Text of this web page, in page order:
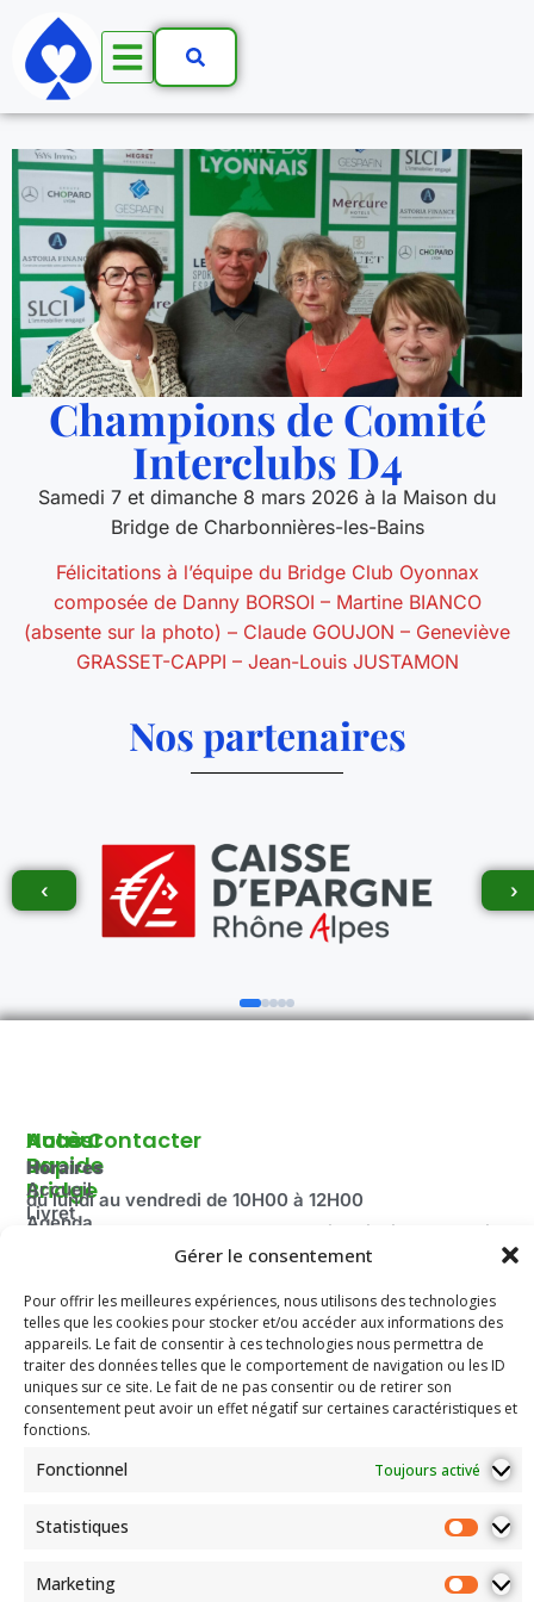
Gérer le consentement
Pour offrir les meilleures expériences, nous utilisons des technologies
telles que les cookies pour stocker et/ou accéder aux informations des
appareils. Le fait de consentir à ces technologies nous permettra de
traiter des données telles que le comportement de navigation ou les ID
uniques sur ce site. Le fait de ne pas consentir ou de retirer son
consentement peut avoir un effet négatif sur certaines caractéristiques et
fonctions.
Fonctionnel Toujours activé
Statistiques
Marketing
Champions de Comité
Interclubs D4
Samedi 7 et dimanche 8 mars 2026 à la Maison du
Bridge de Charbonnières-les-Bains
Félicitations à l’équipe du Bridge Club Oyonnax
composée de Danny BORSOI – Martine BIANCO
(absente sur la photo) – Claude GOUJON – Geneviève
GRASSET-CAPPI – Jean-Louis JUSTAMON
Nos partenaires
‹ ›
Autour
Du
Bridge
Livret
d'accueil
La
Fédération
Française
de Bridge
Accès
Rapide
Accueil
Agenda
Compétitions
du Comité
Jeunesse
Mentions
Légales
documents
l’association
Générales
Nous Contacter
Horaires
du lundi au vendredi de 10H00 à 12H00
Fermé pendant les vacances scolaire ainsi que le mois
100 route de Paris
69260 Charbonnières-les-Bains
Email: secretariat.colybridge@gmail.com
Tél: 04 78 42 10 89